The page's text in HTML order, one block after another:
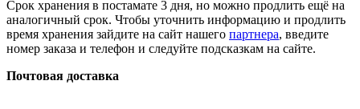
Срок хранения в постамате 3 дня, но можно продлить ещё на
аналогичный срок. Чтобы уточнить информацию и продлить
время хранения зайдите на сайт нашего партнера, введите
номер заказа и телефон и следуйте подсказкам на сайте.
Почтовая доставка